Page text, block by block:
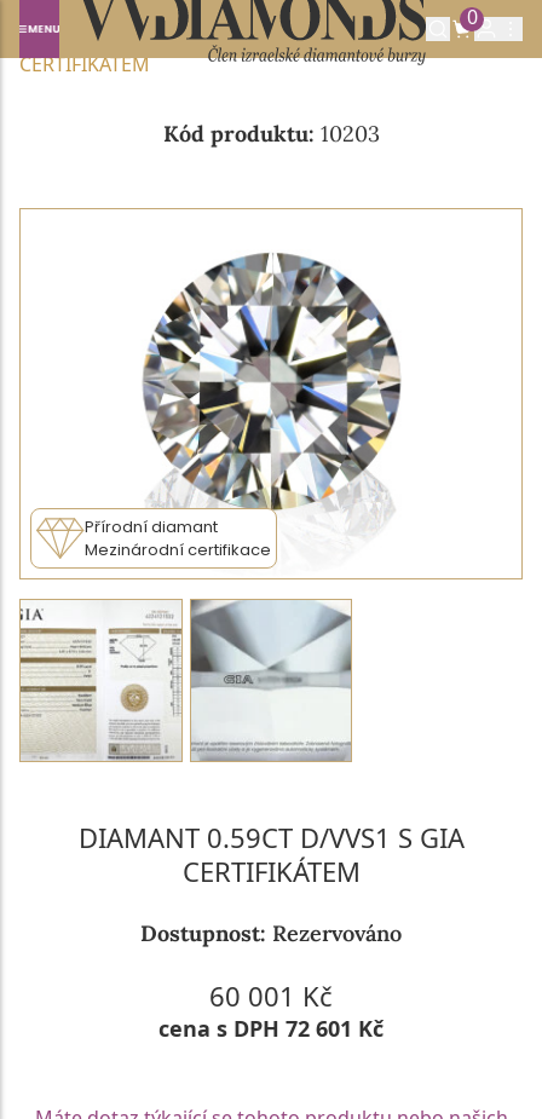
0
Domů NABÍDKA DIAMANTŮ
0.59CT D/VVS1 S GIA
CERTIFIKÁTEM
Kód produktu: 10203
Přírodní diamant
Mezinárodní certifikace
DIAMANT 0.59CT D/VVS1 S GIA
CERTIFIKÁTEM
Dostupnost: Rezervováno
60 001 Kč
cena s DPH 72 601 Kč